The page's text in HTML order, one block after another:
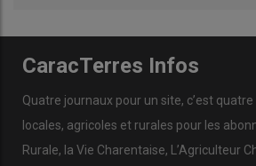
CaracTerres Infos
Quatre journaux pour un site, c’est
locales, agricoles et rurales pour les
Rurale, la Vie Charentaise, L’Agriculteur